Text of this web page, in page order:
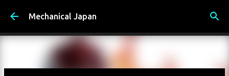
Ir al contenido principal
Mechanical Japan